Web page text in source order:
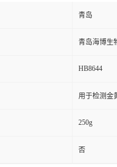
青岛
青岛海博生
HB8644
用于检测金
250g
否